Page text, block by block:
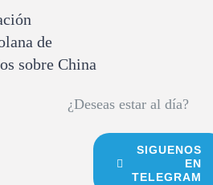
de
sobre China
¿Deseas estar al día?
SIGUENOS
EN
TELEGRAM